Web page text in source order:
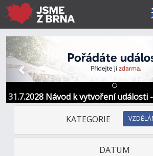
31.7.2028 Návod k vytvoření události
kontakt
Předchozí
KATEGORIE
DATUM